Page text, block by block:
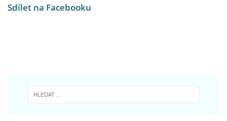
Sdílet na Facebooku